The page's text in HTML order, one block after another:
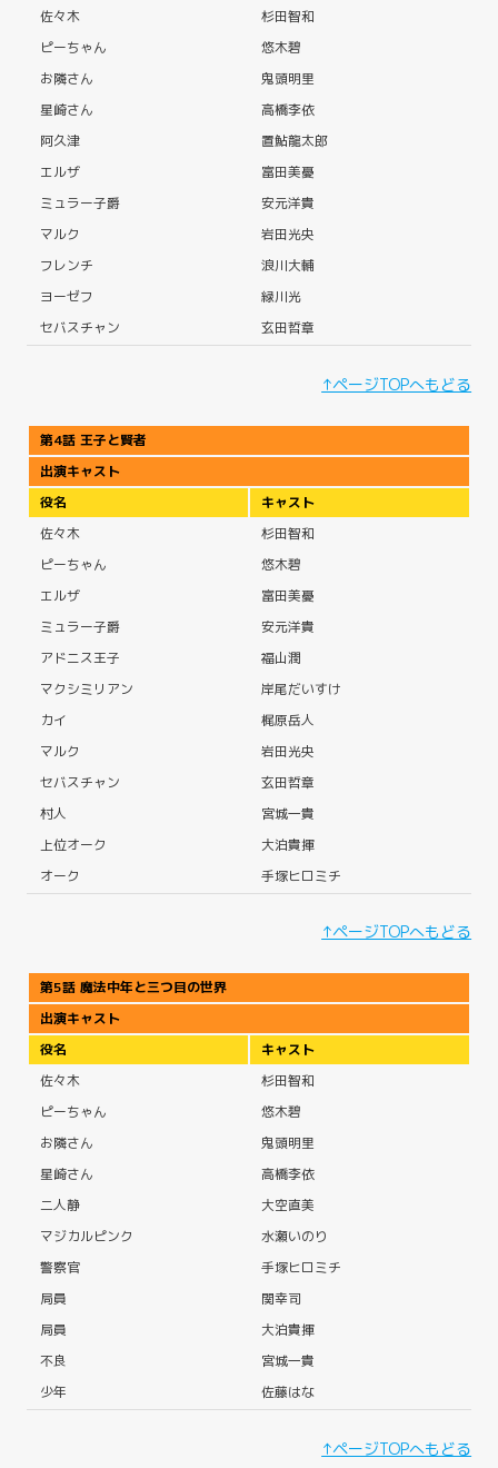
佐々木
杉田智和
ピーちゃん
悠木碧
お隣さん
鬼頭明里
星崎さん
高橋李依
阿久津
置鮎龍太郎
エルザ
富田美憂
ミュラー子爵
安元洋貴
マルク
岩田光央
フレンチ
浪川大輔
ヨーゼフ
緑川光
セバスチャン
玄田哲章
↑ページTOPへもどる
第4話 王子と賢者
出演キャスト
役名
キャスト
佐々木
杉田智和
ピーちゃん
悠木碧
エルザ
富田美憂
ミュラー子爵
安元洋貴
アドニス王子
福山潤
マクシミリアン
岸尾だいすけ
カイ
梶原岳人
マルク
岩田光央
セバスチャン
玄田哲章
村人
宮城一貴
上位オーク
大泊貴揮
オーク
手塚ヒロミチ
↑ページTOPへもどる
第5話 魔法中年と三つ目の世界
出演キャスト
役名
キャスト
佐々木
杉田智和
ピーちゃん
悠木碧
お隣さん
鬼頭明里
星崎さん
高橋李依
二人静
大空直美
マジカルピンク
水瀬いのり
警察官
手塚ヒロミチ
局員
関幸司
局員
大泊貴揮
不良
宮城一貴
少年
佐藤はな
↑ページTOPへもどる